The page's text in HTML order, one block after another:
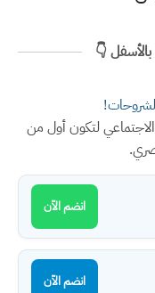
👇
لتكون أول من
انضم الآن
انضم الآن